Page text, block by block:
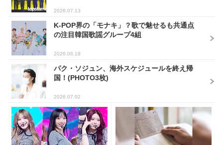
2026.07.13
K-POP界の「モナキ」？歌で魅せるも共通点
の注目韓国歌謡グループ4組
2026.06.18
パク・ソジュン、海外スケジュールを終え帰
国！(PHOTO3枚)
2026.07.02